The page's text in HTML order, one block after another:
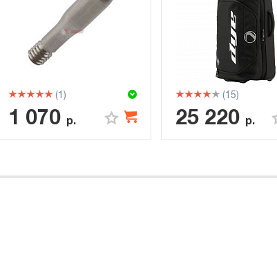
(1)
1 070 р.
(15)
25 220 р.